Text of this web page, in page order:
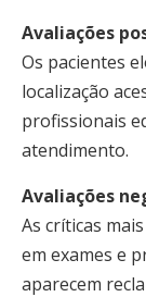
Avaliações
Os pacientes
localização
profissionais
atendimento.
Avaliações
As críticas
em exames e
aparecem